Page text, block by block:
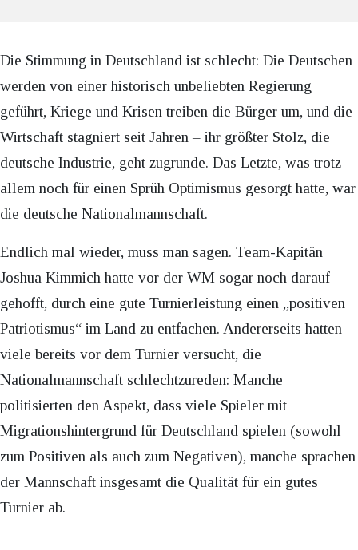
Die Stimmung in Deutschland ist schlecht: Die Deutschen
werden von einer historisch unbeliebten Regierung
geführt, Kriege und Krisen treiben die Bürger um, und die
Wirtschaft stagniert seit Jahren – ihr größter Stolz, die
deutsche Industrie, geht zugrunde. Das Letzte, was trotz
allem noch für einen Sprüh Optimismus gesorgt hatte, war
die deutsche Nationalmannschaft.
Endlich mal wieder, muss man sagen. Team-Kapitän
Joshua Kimmich hatte vor der WM sogar noch darauf
gehofft, durch eine gute Turnierleistung einen „positiven
Patriotismus“ im Land zu entfachen. Andererseits hatten
viele bereits vor dem Turnier versucht, die
Nationalmannschaft schlechtzureden: Manche
politisierten den Aspekt, dass viele Spieler mit
Migrationshintergrund für Deutschland spielen (sowohl
zum Positiven als auch zum Negativen), manche sprachen
der Mannschaft insgesamt die Qualität für ein gutes
Turnier ab.